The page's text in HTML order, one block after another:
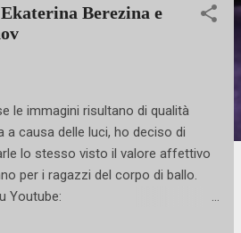
Berezina e
le immagini risultano di qualità
a causa delle luci, ho deciso di
lo stesso visto il valore affettivo
per i ragazzi del corpo di ballo.
Youtube: